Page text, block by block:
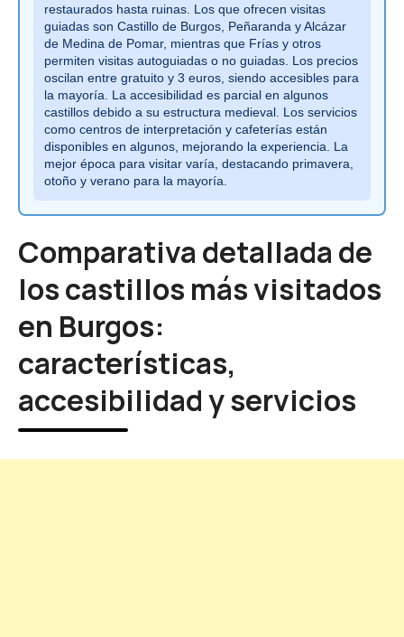
restaurados hasta ruinas. Los que ofrecen visitas
guiadas son Castillo de Burgos, Peñaranda y Alcázar
de Medina de Pomar, mientras que Frías y otros
permiten visitas autoguiadas o no guiadas. Los precios
oscilan entre gratuito y 3 euros, siendo accesibles para
la mayoría. La accesibilidad es parcial en algunos
castillos debido a su estructura medieval. Los servicios
como centros de interpretación y cafeterías están
disponibles en algunos, mejorando la experiencia. La
mejor época para visitar varía, destacando primavera,
otoño y verano para la mayoría.
Comparativa detallada de
los castillos más visitados
en Burgos:
características,
accesibilidad y servicios